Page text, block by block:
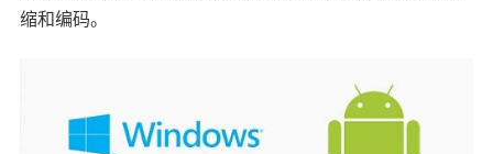
缩和编码。